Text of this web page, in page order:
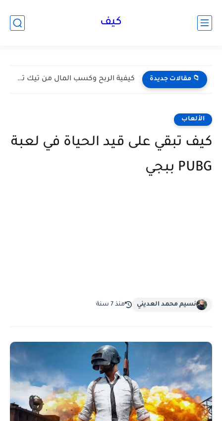
كيف
📁 مقالات جديدة كيفية الربح وكسب المال من تيك توك Tik Tok 2026...
الألعاب
كيف تبقي على قيد الحياة في لعبة
PUBG ببجي
نسيم محمد العديني منذ 7 سنة